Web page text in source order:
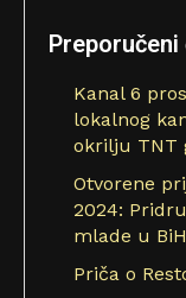
Preporučeni
Kanal 6
lokalnog
okrilju TNT
Otvorene
2024:
mlade u
Priča o